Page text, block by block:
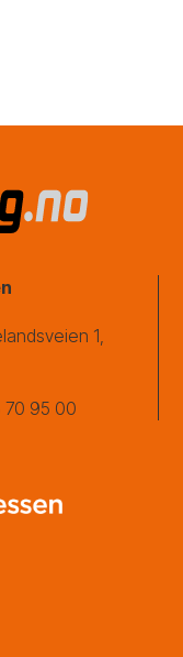
1,
70 95 00